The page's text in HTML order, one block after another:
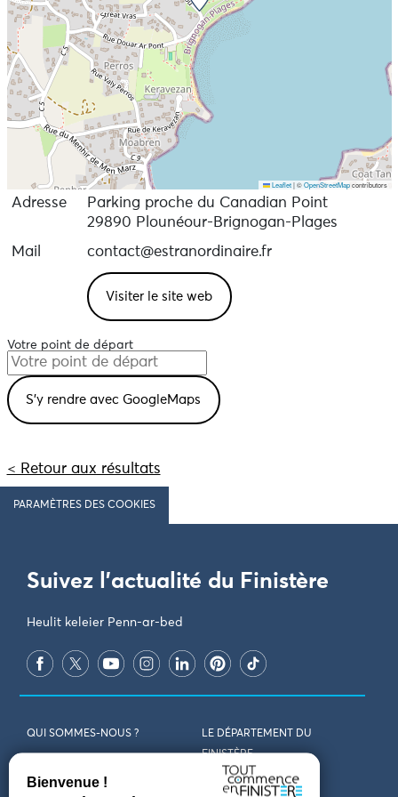
Tout public dès 4 ans – familles bienvenues
Visites possibles en français, anglais, italien et
espagnol
Réservations : www.estranordinaire.fr
Leaflet |©OpenStreetMapcontributors
Adresse
Parking proche du Canadian Point
29890 Plounéour-Brignogan-Plages
Mail
contact@estranordinaire.fr
Visiter le site web
Votre point de départ
< Retour aux résultats
PARAMÈTRES DES COOKIES
Suivez l'actualité du Finistère
Heulit keleier Penn-ar-bed
QUI SOMMES-NOUS ?
LE DÉPARTEMENT DU
FINISTÈRE
REJOIGNEZ-NOUS VENIR EN FINISTÈRE